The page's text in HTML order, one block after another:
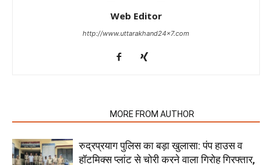
Web Editor
http://www.uttarakhand24x7.com
MORE FROM AUTHOR
रुद्रप्रयाग पुलिस का बड़ा खुलासा: पंप हाउस व
हॉटमिक्स प्लांट से चोरी करने वाला गिरोह गिरफ्तार,